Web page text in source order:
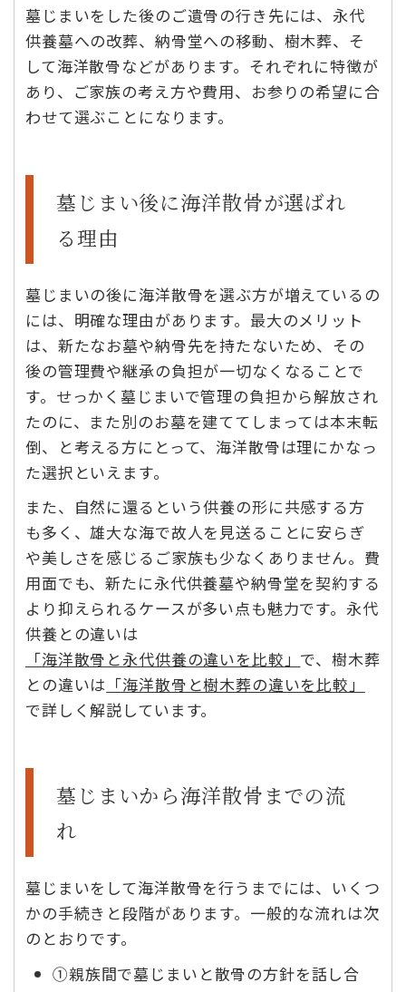
墓じまいをした後のご遺骨の行き先には、永代
供養墓への改葬、納骨堂への移動、樹木葬、そ
して海洋散骨などがあります。それぞれに特徴が
あり、ご家族の考え方や費用、お参りの希望に合
わせて選ぶことになります。
墓じまい後に海洋散骨が選ばれ
る理由
墓じまいの後に海洋散骨を選ぶ方が増えているの
には、明確な理由があります。最大のメリット
は、新たなお墓や納骨先を持たないため、その
後の管理費や継承の負担が一切なくなることで
す。せっかく墓じまいで管理の負担から解放され
たのに、また別のお墓を建ててしまっては本末転
倒、と考える方にとって、海洋散骨は理にかなっ
た選択といえます。
また、自然に還るという供養の形に共感する方
も多く、雄大な海で故人を見送ることに安らぎ
や美しさを感じるご家族も少なくありません。費
用面でも、新たに永代供養墓や納骨堂を契約する
より抑えられるケースが多い点も魅力です。永代
供養との違いは
「海洋散骨と永代供養の違いを比較」 で、樹木葬
との違いは 「海洋散骨と樹木葬の違いを比較」
で詳しく解説しています。
墓じまいから海洋散骨までの流
れ
墓じまいをして海洋散骨を行うまでには、いくつ
かの手続きと段階があります。一般的な流れは次
のとおりです。
①親族間で墓じまいと散骨の方針を話し合